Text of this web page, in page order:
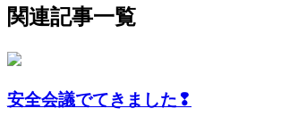
関連記事一覧
安全会議でてきました❢